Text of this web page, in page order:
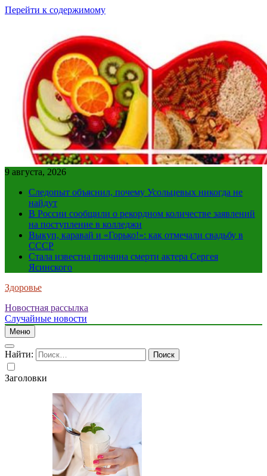
Перейти к содержимому
9 августа, 2026
Следопыт объяснил, почему Усольцевых никогда не
найдут
В России сообщили о рекордном количестве заявлений
на поступление в колледжи
Выкуп, каравай и «Горько!»: как отмечали свадьбу в
СССР
Стала известна причина смерти актера Сергея
Ясинского
Здоровье
Новостная рассылка
Случайные новости
Меню
Найти:
Заголовки